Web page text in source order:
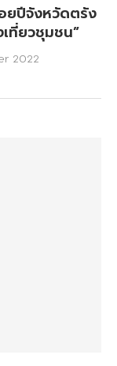
ยปีจังหวัดตรัง
ที่ยวชุมชน”
2022